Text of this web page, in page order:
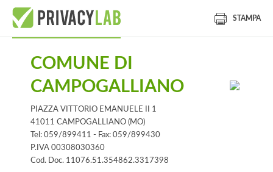
STAMPA
COMUNE DI
CAMPOGALLIANO
PIAZZA VITTORIO EMANUELE II 1
41011 CAMPOGALLIANO (MO)
Tel: 059/899411 - Fax: 059/899430
P.IVA 00308030360
Cod. Doc. 11076.51.354862.3317398